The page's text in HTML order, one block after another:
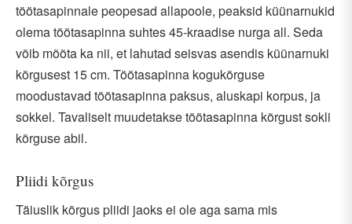
töötasapinnale peopesad allapoole, peaksid küünarnukid
olema töötasapinna suhtes 45-kraadise nurga all. Seda
võib mõõta ka nii, et lahutad seisvas asendis küünarnuki
kõrgusest 15 cm. Töötasapinna kogukõrguse
moodustavad töötasapinna paksus, aluskapi korpus, ja
sokkel. Tavaliselt muudetakse töötasapinna kõrgust sokli
kõrguse abil.
Pliidi kõrgus
Täiuslik kõrgus pliidi jaoks ei ole aga sama mis